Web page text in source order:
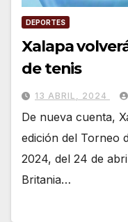
DEPORTES
Xalapa
de tenis
13 ABRIL, 2024
De nueva cuenta,
edición del Torneo
2024, del 24 de
Britania…